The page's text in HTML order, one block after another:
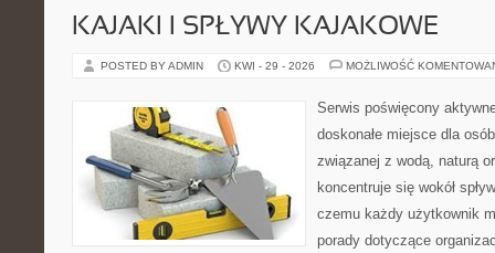
KAJAKI I SPŁYWY KAJAKOWE
POSTED BY ADMIN KWI - 29 - 2026 MOŻLIWOŚĆ
Serwis poświęcony
doskonałe miejsce dla
związanej z wodą, naturą
koncentruje się wokół
czemu każdy użytkownik
porady dotyczące